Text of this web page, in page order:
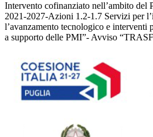
Intervento cofinanziato nell’ambito del
2021-2027-Azioni 1.2-1.7 Servizi per
l’avanzamento tecnologico e interventi
a supporto delle PMI”- Avviso